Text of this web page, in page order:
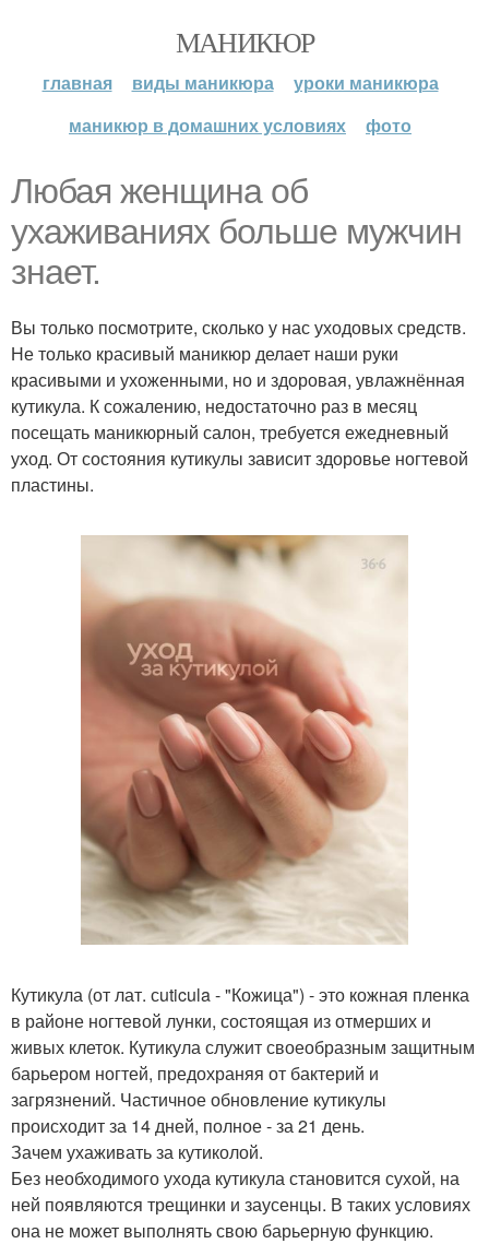
МАНИКЮР
главная виды маникюра
уроки маникюра
маникюр в домашних условиях
фото
Любая женщина об
ухаживаниях больше мужчин
знает.
Вы только посмотрите, сколько у нас уходовых средств.
Не только красивый маникюр делает наши руки
красивыми и ухоженными, но и здоровая, увлажнённая
кутикула. К сожалению, недостаточно раз в месяц
посещать маникюрный салон, требуется ежедневный
уход. От состояния кутикулы зависит здоровье ногтевой
пластины.
Кутикула (от лат. сuticula - "Кожица") - это кожная пленка
в районе ногтевой лунки, состоящая из отмерших и
живых клеток. Кутикула служит своеобразным защитным
барьером ногтей, предохраняя от бактерий и
загрязнений. Частичное обновление кутикулы
происходит за 14 дней, полное - за 21 день.
Зачем ухаживать за кутиколой.
Без необходимого ухода кутикула становится сухой, на
ней появляются трещинки и заусенцы. В таких условиях
она не может выполнять свою барьерную функцию.